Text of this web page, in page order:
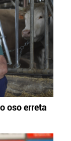
oso erreta